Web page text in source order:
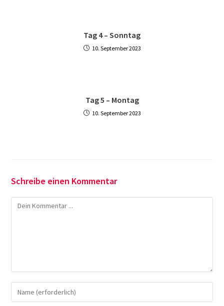
Tag 4 – Sonntag
10. September 2023
Tag 5 – Montag
10. September 2023
Schreibe einen Kommentar
Kommentieren
deinen